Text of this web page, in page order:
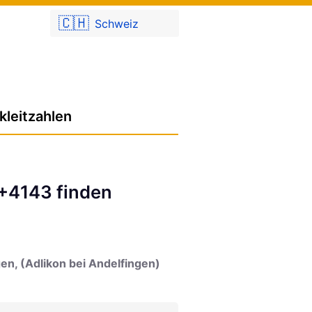
🇨🇭 Schweiz
finden
(Adlikon bei Andelfingen)